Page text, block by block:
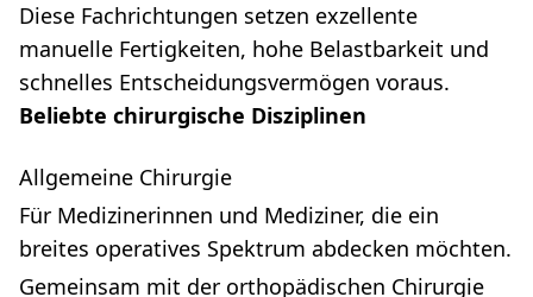
Diese Fachrichtungen setzen exzellente
manuelle Fertigkeiten, hohe Belastbarkeit und
schnelles Entscheidungsvermögen voraus.
Beliebte chirurgische Disziplinen
Allgemeine Chirurgie
Für Medizinerinnen und Mediziner, die ein
breites operatives Spektrum abdecken möchten.
Gemeinsam mit der orthopädischen Chirurgie